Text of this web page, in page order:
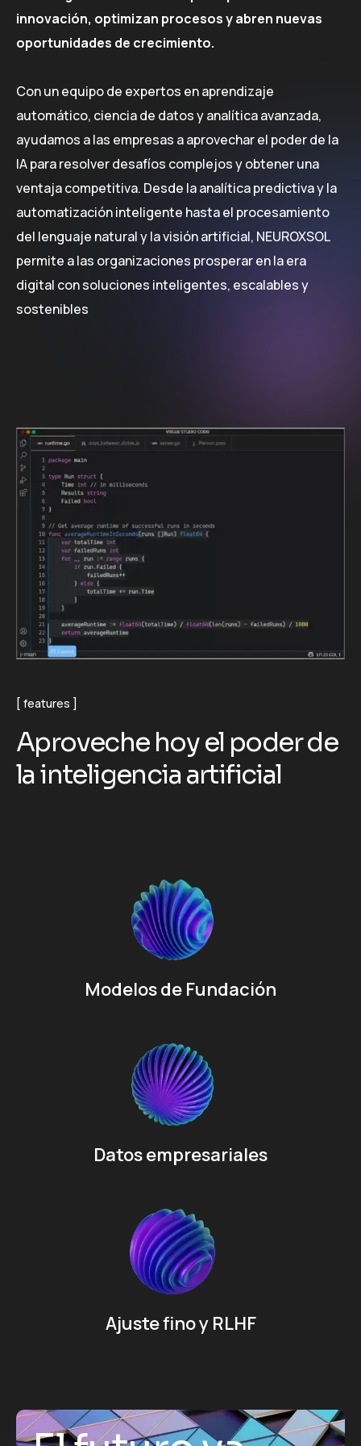
innovación, optimizan procesos y abren nuevas
oportunidades de crecimiento.
Con un equipo de expertos en aprendizaje
automático, ciencia de datos y analítica avanzada,
ayudamos a las empresas a aprovechar el poder de la
IA para resolver desafíos complejos y obtener una
ventaja competitiva. Desde la analítica predictiva y la
automatización inteligente hasta el procesamiento
del lenguaje natural y la visión artificial, NEUROXSOL
permite a las organizaciones prosperar en la era
digital con soluciones inteligentes, escalables y
sostenibles
features
Aproveche hoyel poderde
la inteligencia artificial
Modelos de Fundación
Datos empresariales
Ajuste fino y RLHF